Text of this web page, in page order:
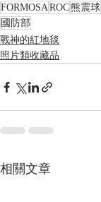
FORMOSAROC熊震球
國防部
戰神的紅地毯
照片類收藏品
相關文章